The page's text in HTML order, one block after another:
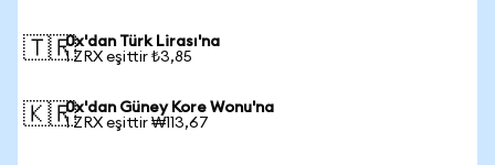
🇹🇷0x'dan Türk Lirası'na
1 ZRX eşittir ₺3,85
🇰🇷0x'dan Güney Kore Wonu'na
1 ZRX eşittir ₩113,67